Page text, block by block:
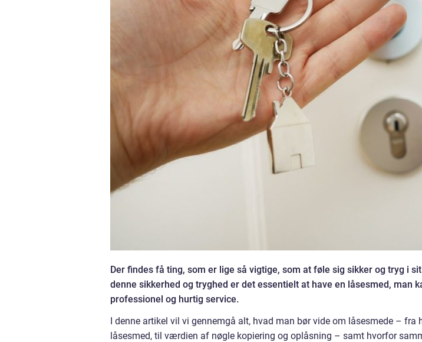
Der findes få ting, som er lige så vigtige, som at føle sig sikker og tryg i
denne sikkerhed og tryghed er det essentielt at have en låsesmed, man
professionel og hurtig service.
I denne artikel vil vi gennemgå alt, hvad man bør vide om låsesmede – fra
låsesmed, til værdien af nøgle kopiering og oplåsning – samt hvorfor